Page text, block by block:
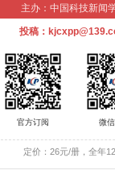
主办：中国科技新闻
投稿：
官方订阅 微
定价：26元/册，全年